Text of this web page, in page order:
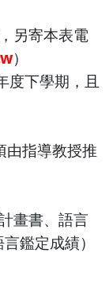
另寄本表電
）
度下學期，且
由指導教授推
畫書、語言
鑑定成績）